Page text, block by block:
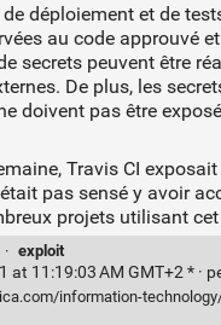
déploiement et de
au code approuvé
secrets peuvent être
De plus, les
doivent pas être
Travis CI
pas sensé y avoir
projets utilisant
· exploit
at 11:19:03 AM GMT+2 * ·
technology/2021/09/travis-ci-flaw-exposed-secrets-for-